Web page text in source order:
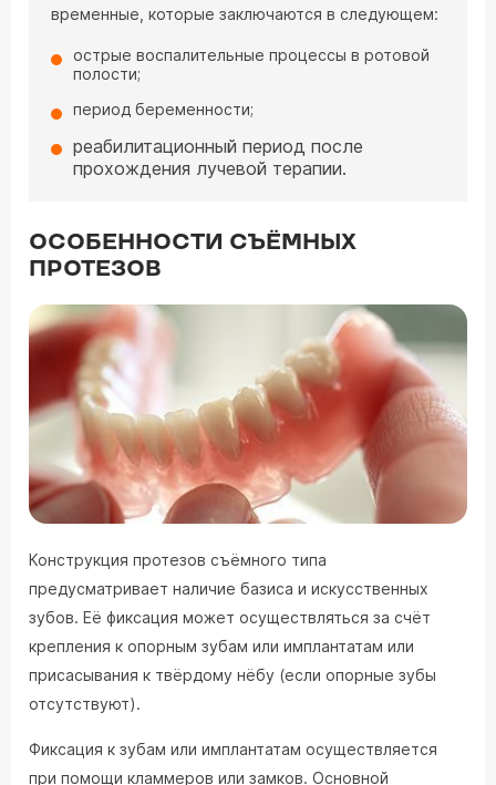
временные, которые заключаются в следующем:
острые воспалительные процессы в ротовой
полости;
период беременности;
реабилитационный период после
прохождения лучевой терапии.
ОСОБЕННОСТИ СЪЁМНЫХ
ПРОТЕЗОВ
Конструкция протезов съёмного типа
предусматривает наличие базиса и искусственных
зубов. Её фиксация может осуществляться за счёт
крепления к опорным зубам или имплантатам или
присасывания к твёрдому нёбу (если опорные зубы
отсутствуют).
Фиксация к зубам или имплантатам осуществляется
при помощи кламмеров или замков. Основной